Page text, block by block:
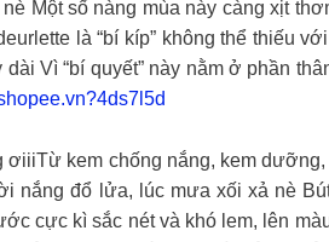
Một số nàng mùa này càng xịt
là “bí kíp” không thể thiếu
Vì “bí quyết” này nằm ở phần
kem chống nắng, kem dưỡng,
nắng đổ lửa, lúc mưa xối xả nè
cực kì sắc nét và khó lem, lên